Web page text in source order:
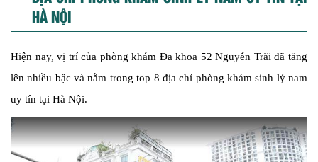
HÀ NỘI
Hiện nay, vị trí của phòng khám Đa khoa 52 Nguyễn Trãi đã tăng
lên nhiều bậc và nằm trong top 8 địa chỉ phòng khám sinh lý nam
uy tín tại Hà Nội.